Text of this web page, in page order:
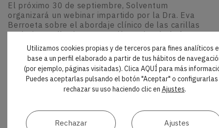
El próximo 30 de septiembre, Solventum
organizará un webinar impartido por la Dra. Eva
Berroeta sobre el abordaje clínico de las carillas
cerámicas adhesivas. La sesión revisará, de forma
estructurada, la selección del caso, la preparación
dental y el cementado para optimizar la
predictibilidad y durabilidad de los resultados
estéticos.
Utilizamos cookies propias y de terceros para fines analíticos
base a un perfil elaborado a partir de tus hábitos de
(por ejemplo, páginas visitadas). Clica AQUÍ para más
Puedes aceptarlas pulsando el botón "Aceptar" o
rechazar su uso haciendo clic en Ajustes.
Rechazar Ajustes